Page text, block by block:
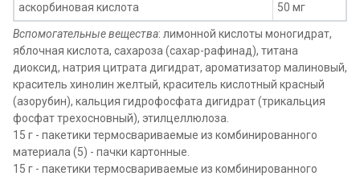
аскорбиновая кислота
50 мг
Вспомогательные вещества: лимонной кислоты моногидрат,
яблочная кислота, сахароза (сахар-рафинад), титана
диоксид, натрия цитрата дигидрат, ароматизатор малиновый,
краситель хинолин желтый, краситель кислотный красный
(азорубин), кальция гидрофосфата дигидрат (трикальция
фосфат трехосновный), этилцеллюлоза.
15 г - пакетики термосвариваемые из комбинированного
материала (5) - пачки картонные.
15 г - пакетики термосвариваемые из комбинированного